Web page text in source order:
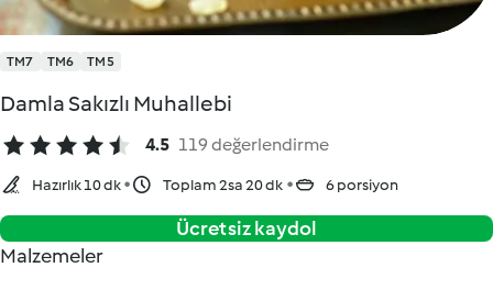
TM7 TM6 TM5
Damla Sakızlı Muhallebi
4.5 119 değerlendirme
Hazırlık 10 dk Toplam 2sa 20 dk 6 porsiyon
Ücretsiz kaydol
Malzemeler